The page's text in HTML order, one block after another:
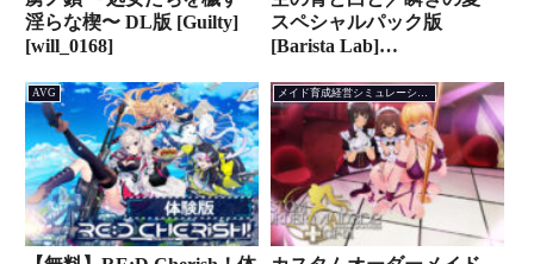
淫らな楔〜 DL版 [Guilty]
[will_0168]
スペシャルパック版
[Barista Lab]
AVG